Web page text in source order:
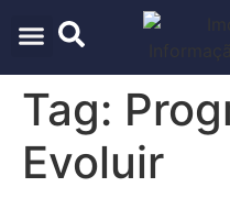
Tag:
Evoluir